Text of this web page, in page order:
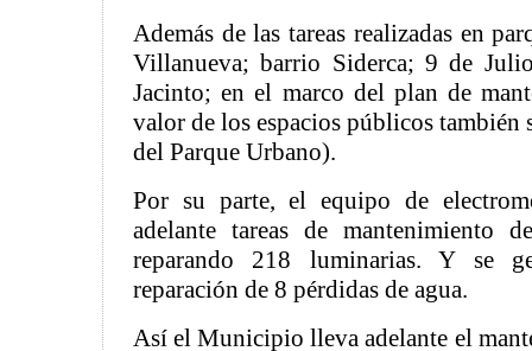
Además de las tareas realizadas en
Villanueva; barrio Siderca; 9 de
Jacinto; en el marco del plan de
valor de los espacios públicos también
del Parque Urbano).
Por su parte, el equipo de
adelante tareas de mantenimiento
reparando 218 luminarias. Y se
reparación de 8 pérdidas de agua.
Así el Municipio lleva adelante el